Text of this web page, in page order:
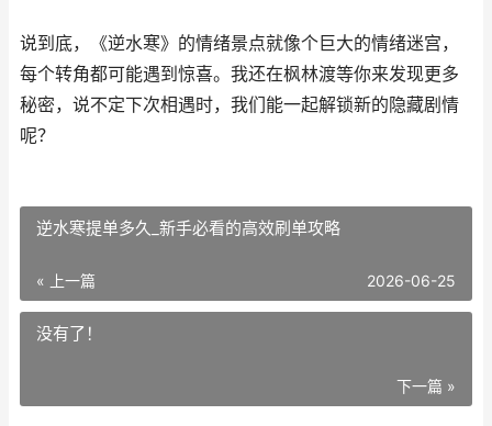
说到底，《逆水寒》的情绪景点就像个巨大的情绪迷宫，
每个转角都可能遇到惊喜。我还在枫林渡等你来发现更多
秘密，说不定下次相遇时，我们能一起解锁新的隐藏剧情
呢？
逆水寒提单多久_新手必看的高效刷单攻略
« 上一篇 2026-06-25
没有了！
下一篇 »